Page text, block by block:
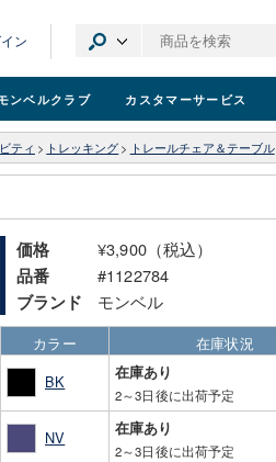
ン
ンベルクラブ カスタマーサービス
ティ > トレッキング > トレールチェア＆テーブル
価格 ¥3,900（税込）
品番 #1122784
ブランド モンベル
カラー 在庫状況
BK
在庫あり
2～3日後に出荷予定
NV 在庫あり
2～3日後に出荷予定